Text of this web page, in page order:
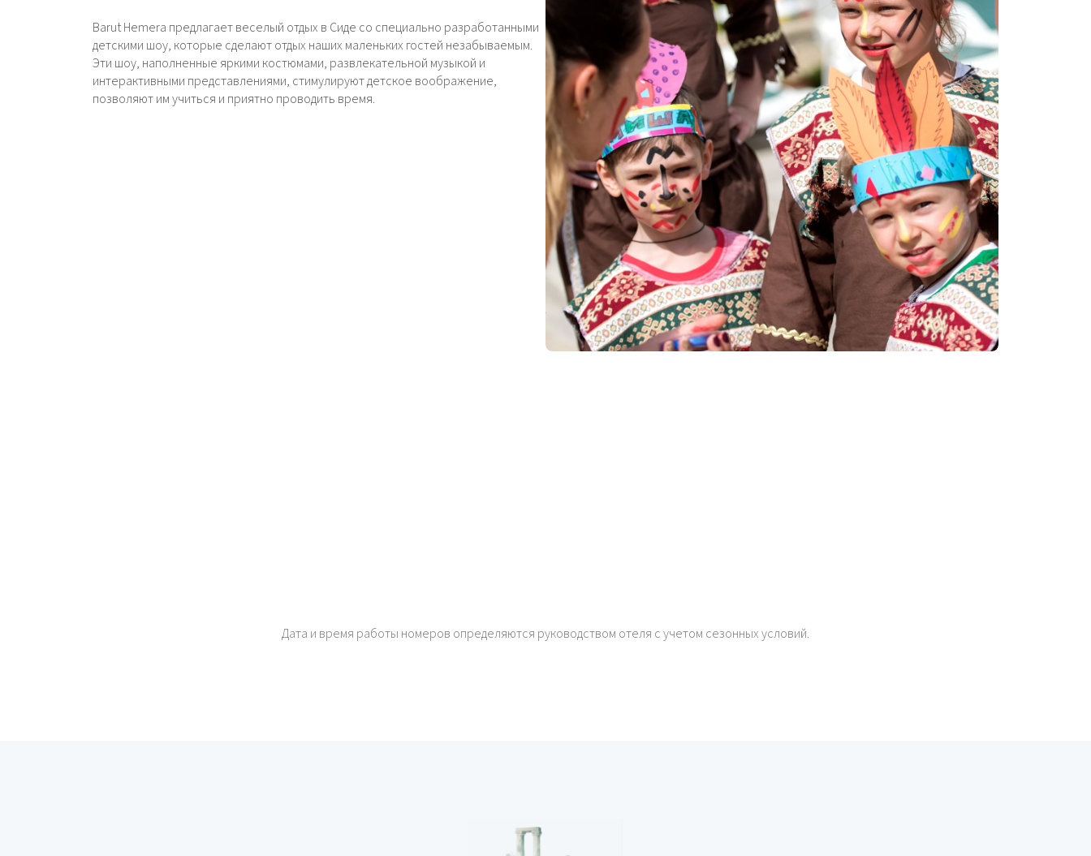
Barut Hemera предлагает веселый отдых в Сиде со специально разработанными
детскими шоу, которые сделают отдых наших маленьких гостей незабываемым.
Эти шоу, наполненные яркими костюмами, развлекательной музыкой и
интерактивными представлениями, стимулируют детское воображение,
позволяют им учиться и приятно проводить время.
Дата и время работы номеров определяются руководством отеля с учетом сезонных условий.